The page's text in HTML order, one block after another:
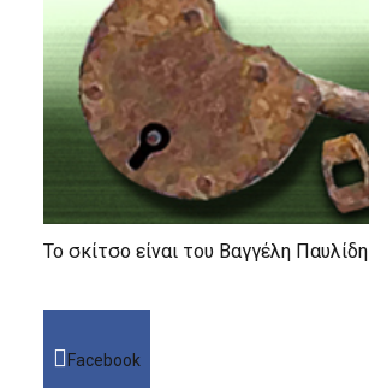
Το σκίτσο είναι του Βαγγέλη Παυλίδη
Facebook